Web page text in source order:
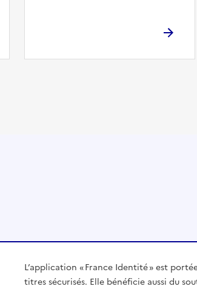
L’application « France Identité » est
titres sécurisés. Elle bénéficie aussi du